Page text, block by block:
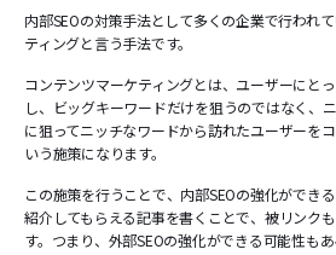
内部SEOの対策手法として多くの企業で行われ
ティングと言う手法です。
コンテンツマーケティングとは、ユーザーにと
し、ビッグキーワードだけを狙うのではなく、
に狙ってニッチなワードから訪れたユーザーを
いう施策になります。
この施策を行うことで、内部SEOの強化ができ
紹介してもらえる記事を書くことで、被リンク
す。つまり、外部SEOの強化ができる可能性もあ